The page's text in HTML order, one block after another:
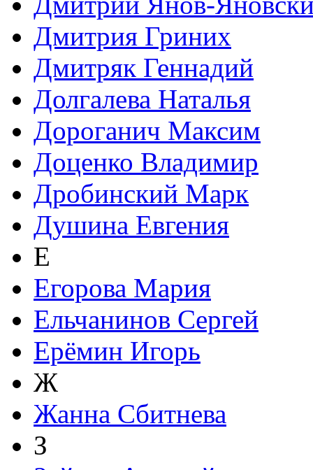
Дмитрия Гриних
Дмитряк Геннадий
Долгалева Наталья
Дороганич Максим
Доценко Владимир
Дробинский Марк
Душина Евгения
Е
Егорова Мария
Ельчанинов Сергей
Ерёмин Игорь
Ж
Жанна Сбитнева
З